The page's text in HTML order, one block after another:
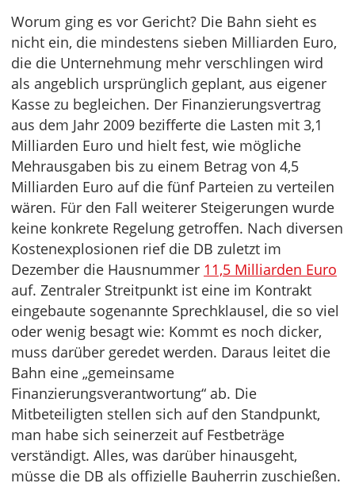
Worum ging es vor Gericht? Die Bahn sieht es
nicht ein, die mindestens sieben Milliarden Euro,
die die Unternehmung mehr verschlingen wird
als angeblich ursprünglich geplant, aus eigener
Kasse zu begleichen. Der Finanzierungsvertrag
aus dem Jahr 2009 bezifferte die Lasten mit 3,1
Milliarden Euro und hielt fest, wie mögliche
Mehrausgaben bis zu einem Betrag von 4,5
Milliarden Euro auf die fünf Parteien zu verteilen
wären. Für den Fall weiterer Steigerungen wurde
keine konkrete Regelung getroffen. Nach diversen
Kostenexplosionen rief die DB zuletzt im
Dezember die Hausnummer 11,5 Milliarden Euro
auf. Zentraler Streitpunkt ist eine im Kontrakt
eingebaute sogenannte Sprechklausel, die so viel
oder wenig besagt wie: Kommt es noch dicker,
muss darüber geredet werden. Daraus leitet die
Bahn eine „gemeinsame
Finanzierungsverantwortung“ ab. Die
Mitbeteiligten stellen sich auf den Standpunkt,
man habe sich seinerzeit auf Festbeträge
verständigt. Alles, was darüber hinausgeht,
müsse die DB als offizielle Bauherrin zuschießen.